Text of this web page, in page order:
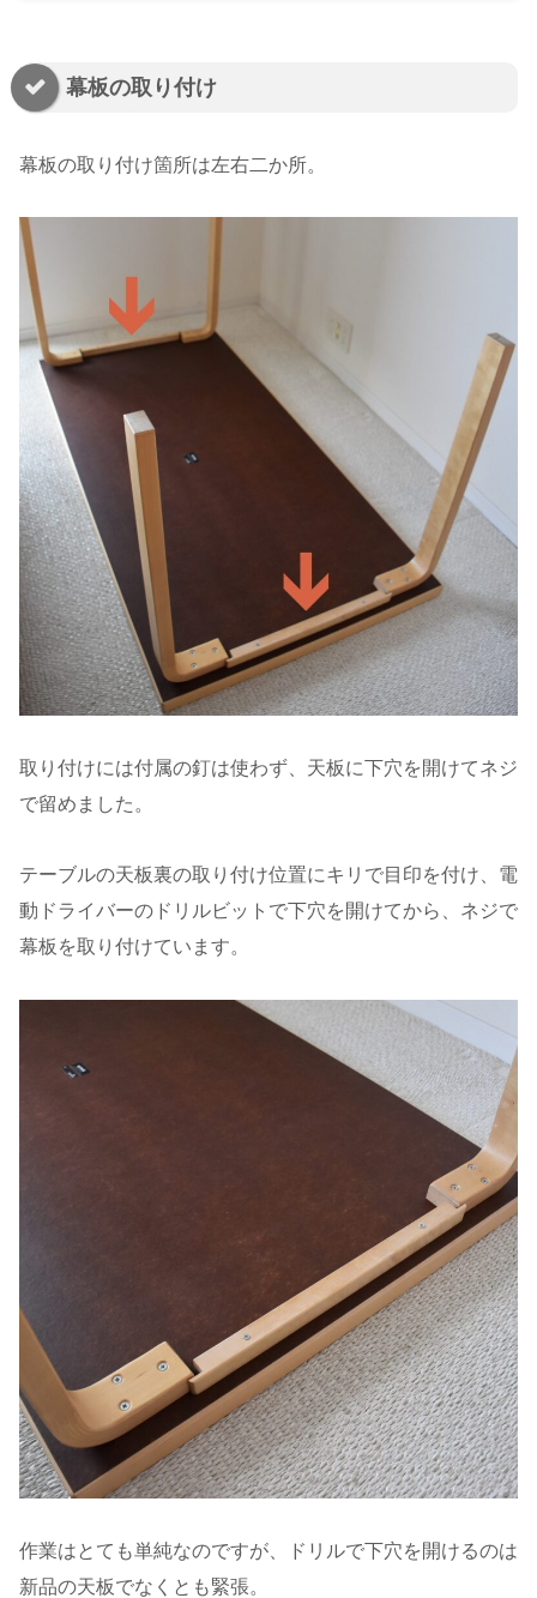
幕板の取り付け
幕板の取り付け箇所は左右二か所。
取り付けには付属の釘は使わず、天板に下穴を開けてネジ
で留めました。
テーブルの天板裏の取り付け位置にキリで目印を付け、電
動ドライバーのドリルビットで下穴を開けてから、ネジで
幕板を取り付けています。
作業はとても単純なのですが、ドリルで下穴を開けるのは
新品の天板でなくとも緊張。